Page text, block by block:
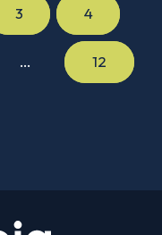
3 4
… 12